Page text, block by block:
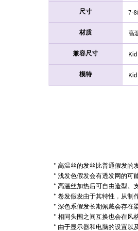
尺寸 7-
材质 高
兼容尺寸
模特
* 高温丝的发丝比普通假发的
* 浅发色假发会有透发网的可
* 高温丝加热后可自由造型。
* 卷发假发由于其特性，从制
* 深色系假发长期佩戴会存在
* 相同头围之间互换也会在风
* 由于显示器和电脑的设置以